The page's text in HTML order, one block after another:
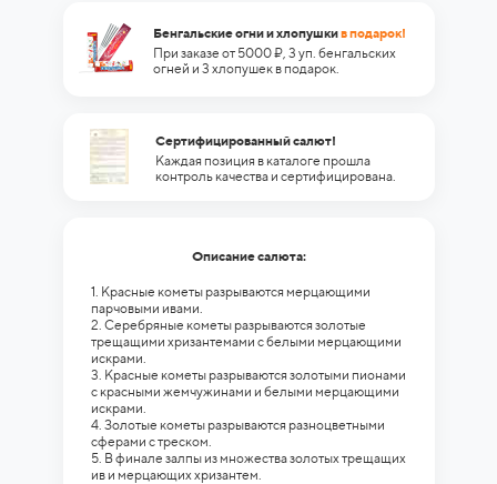
Бенгальские огни и хлопушкив подарок!
При заказе от 5000 ₽, 3 уп. бенгальских
огней и 3 хлопушек в подарок.
Сертифицированный салют!
Каждая позиция в каталоге прошла
контроль качества и сертифицирована.
Описание салюта:
1. Красные кометы разрываются мерцающими
парчовыми ивами.
2. Серебряные кометы разрываются золотые
трещащими хризантемами с белыми мерцающими
искрами.
3. Красные кометы разрываются золотыми пионами
с красными жемчужинами и белыми мерцающими
искрами.
4. Золотые кометы разрываются разноцветными
сферами с треском.
5. В финале залпы из множества золотых трещащих
ив и мерцающих хризантем.